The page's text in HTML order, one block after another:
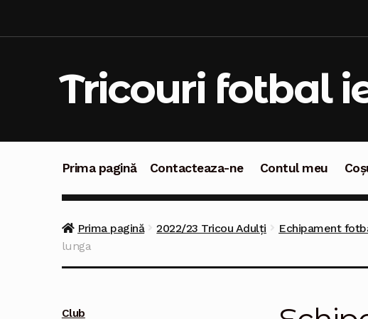
Tricouri fotbal
Prima pagină Contacteaza-ne Contul meu
Prima pagină 2022/23 Tricou Adulți Echipament
lunga
Club